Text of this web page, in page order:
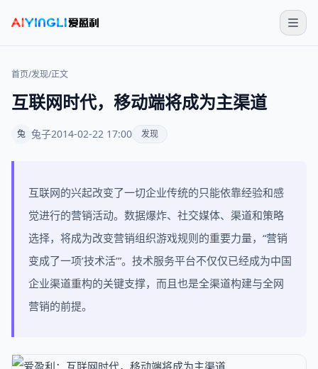
首页/发现/正文
互联网时代，移动端将成为主渠道
兔 兔子2014-02-22 17:00 发现
互联网的兴起改变了一切企业传统的只能依靠经验和感
觉进行的营销活动。数据爆炸、社交媒体、渠道和策略
选择，将成为改变营销组织游戏规则的重要力量，“营销
变成了一项’技术活’”。技术服务平台不仅仅已经成为中国
企业渠道重构的关键支撑，而且也是全渠道构建与全网
营销的前提。